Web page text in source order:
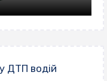
ДТП водій